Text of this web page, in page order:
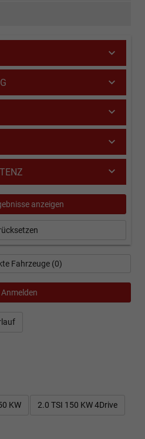
KW 2.0 TSI 150 KW 4Drive
anzeigen
Fahrzeuge (0)
Anmelden